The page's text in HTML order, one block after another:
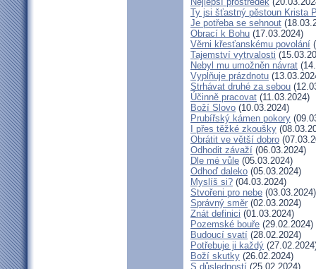
Ty jsi šťastný pěstoun Krista
Je potřeba se sehnout
Obrací k Bohu (17.03.2024)
Věrni křesťanskému povolání
Tajemství vytrvalosti
Nebyl mu umožněn návrat
Vyplňuje prázdnotu
Strhávat druhé za sebou
Účinně pracovat (11.03.2024)
Boží Slovo (10.03.2024)
Prubířský kámen pokory
I přes těžké zkoušky
Obrátit ve větší dobro
Odhodit závaží (06.03.2024)
Dle mé vůle (05.03.2024)
Odhoď daleko (05.03.2024)
Myslíš si? (04.03.2024)
Stvořeni pro nebe (03.03.2024)
Správný směr (02.03.2024)
Znát definici (01.03.2024)
Pozemské bouře (29.02.2024)
Budoucí svatí (28.02.2024)
Potřebuje ji každý
Boží skutky (26.02.2024)
S důsledností (25.02.2024)